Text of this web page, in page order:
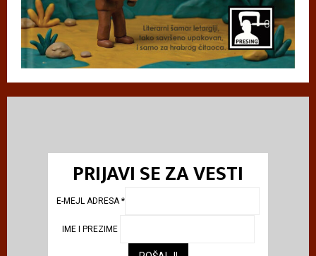
PRIJAVI SE ZA VESTI
E-MEJL ADRESA*
IME I PREZIME